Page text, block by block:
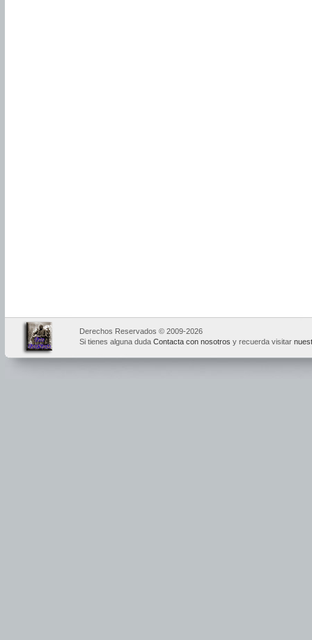
Derechos Reservados © 2009-2026
Si tienes alguna duda Contacta con nosotros y recuerda visitar